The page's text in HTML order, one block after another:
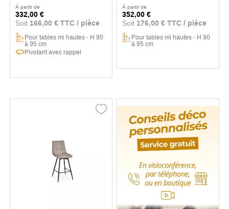
À partir de
332,00 €
Soit 166,00 € TTC / pièce
Pour tables mi hautes - H 90
à 95 cm
Pivotant avec rappel
À partir de
352,00 €
Soit 176,00 € TTC / pièce
Pour tables mi hautes - H 90
à 95 cm